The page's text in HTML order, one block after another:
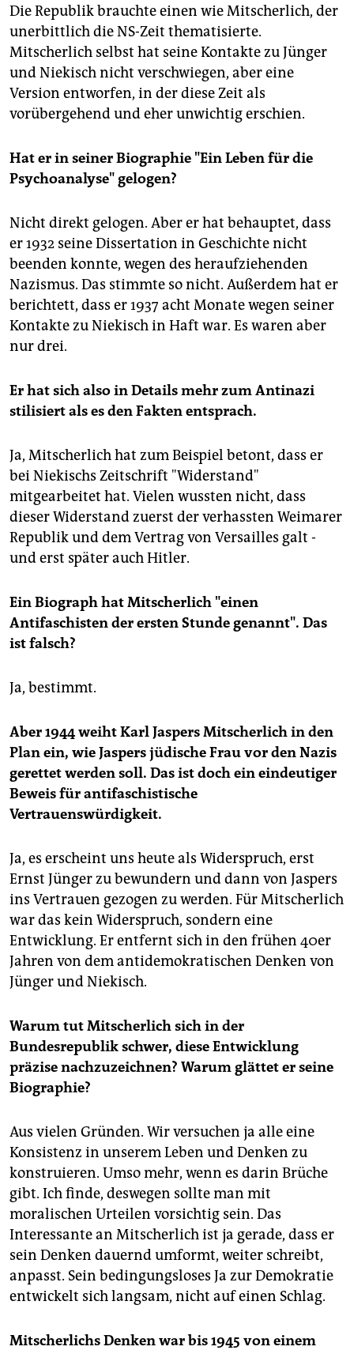
Die Republik brauchte einen wie Mitscherlich, der
unerbittlich die NS-Zeit thematisierte.
Mitscherlich selbst hat seine Kontakte zu Jünger
und Niekisch nicht verschwiegen, aber eine
Version entworfen, in der diese Zeit als
vorübergehend und eher unwichtig erschien.
Hat er in seiner Biographie "Ein Leben für die
Psychoanalyse" gelogen?
Nicht direkt gelogen. Aber er hat behauptet, dass
er 1932 seine Dissertation in Geschichte nicht
beenden konnte, wegen des heraufziehenden
Nazismus. Das stimmte so nicht. Außerdem hat er
berichtett, dass er 1937 acht Monate wegen seiner
Kontakte zu Niekisch in Haft war. Es waren aber
nur drei.
Er hat sich also in Details mehr zum Antinazi
stilisiert als es den Fakten entsprach.
Ja, Mitscherlich hat zum Beispiel betont, dass er
bei Niekischs Zeitschrift "Widerstand"
mitgearbeitet hat. Vielen wussten nicht, dass
dieser Widerstand zuerst der verhassten Weimarer
Republik und dem Vertrag von Versailles galt -
und erst später auch Hitler.
Ein Biograph hat Mitscherlich "einen
Antifaschisten der ersten Stunde genannt". Das
ist falsch?
Ja, bestimmt.
Aber 1944 weiht Karl Jaspers Mitscherlich in den
Plan ein, wie Jaspers jüdische Frau vor den Nazis
gerettet werden soll. Das ist doch ein eindeutiger
Beweis für antifaschistische
Vertrauenswürdigkeit.
Ja, es erscheint uns heute als Widerspruch, erst
Ernst Jünger zu bewundern und dann von Jaspers
ins Vertrauen gezogen zu werden. Für Mitscherlich
war das kein Widerspruch, sondern eine
Entwicklung. Er entfernt sich in den frühen 40er
Jahren von dem antidemokratischen Denken von
Jünger und Niekisch.
Warum tut Mitscherlich sich in der
Bundesrepublik schwer, diese Entwicklung
präzise nachzuzeichnen? Warum glättet er seine
Biographie?
Aus vielen Gründen. Wir versuchen ja alle eine
Konsistenz in unserem Leben und Denken zu
konstruieren. Umso mehr, wenn es darin Brüche
gibt. Ich finde, deswegen sollte man mit
moralischen Urteilen vorsichtig sein. Das
Interessante an Mitscherlich ist ja gerade, dass er
sein Denken dauernd umformt, weiter schreibt,
anpasst. Sein bedingungsloses Ja zur Demokratie
entwickelt sich langsam, nicht auf einen Schlag.
Mitscherlichs Denken war bis 1945 von einem